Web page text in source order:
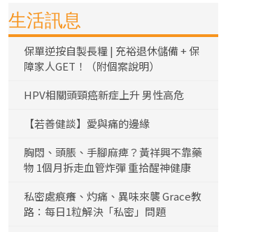
生活訊息
保單逆按自製長糧 | 充裕退休儲備 + 保
障家人GET！（附個案說明）
HPV相關頭頸癌新症上升 男性高危
【若善健談】愛與痛的邊緣
胸悶、頭脹、手腳麻痺？黃祥興不靠藥
物 1個月拆走血管炸彈 重拾醒神健康
私密處痕癢、灼痛、異味來襲 Grace教
路：每日1粒解決「私密」問題